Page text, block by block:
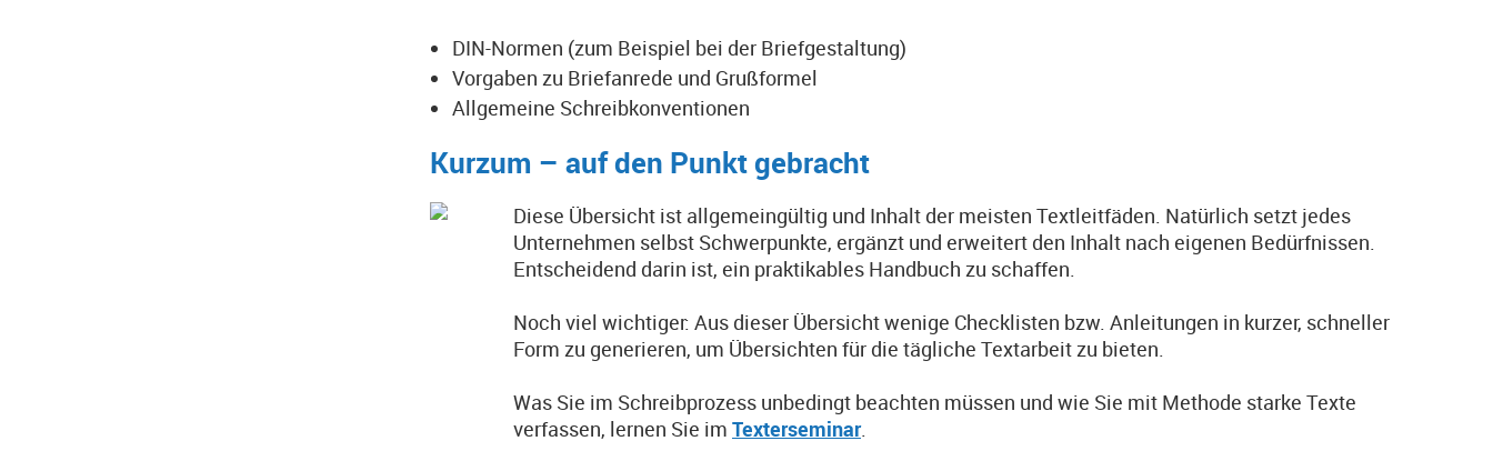
DIN-Normen (zum Beispiel bei der Briefgestaltung)
Vorgaben zu Briefanrede und Grußformel
Allgemeine Schreibkonventionen
Kurzum – auf den Punkt gebracht
Diese Übersicht ist allgemeingültig und Inhalt der meisten Textleitfäden. Natürlich setzt jedes
Unternehmen selbst Schwerpunkte, ergänzt und erweitert den Inhalt nach eigenen Bedürfnissen.
Entscheidend darin ist, ein praktikables Handbuch zu schaffen.
Noch viel wichtiger: Aus dieser Übersicht wenige Checklisten bzw. Anleitungen in kurzer, schneller
Form zu generieren, um Übersichten für die tägliche Textarbeit zu bieten.
Was Sie im Schreibprozess unbedingt beachten müssen und wie Sie mit Methode starke Texte
verfassen, lernen Sie im Texterseminar.